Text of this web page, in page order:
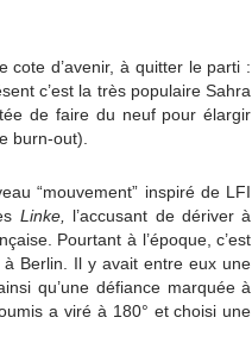
d’avenir, à quitter le parti :
c’est la très populaire Sahra
de faire du neuf pour élargir
burn-out).
“mouvement” inspiré de LFI
Linke, l’accusant de dériver à
Pourtant à l’époque, c’est
Berlin. Il y avait entre eux une
qu’une défiance marquée à
a viré à 180° et choisi une